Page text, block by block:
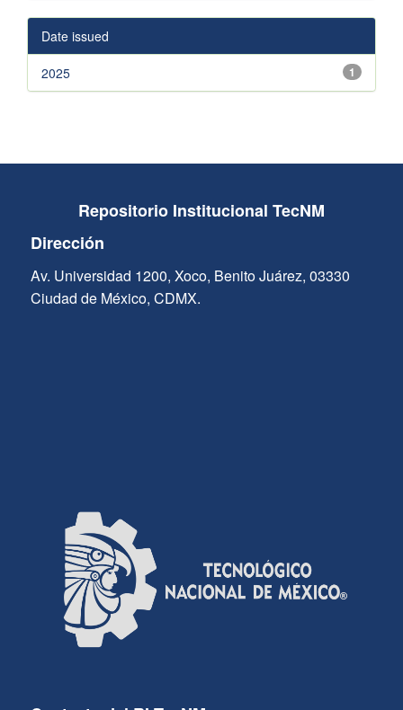
Date issued
1
2025
Repositorio Institucional TecNM
Dirección
Av. Universidad 1200, Xoco, Benito Juárez, 03330
Ciudad de México, CDMX.